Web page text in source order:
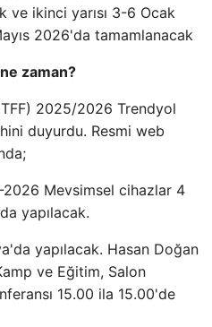
ve ikinci yarısı 3-6 Ocak
2026'da tamamlanacak
zaman?
2025/2026 Trendyol
duyurdu. Resmi web
Mevsimsel cihazlar 4
yapılacak.
yapılacak. Hasan Doğan
ve Eğitim, Salon
15.00 ila 15.00'de